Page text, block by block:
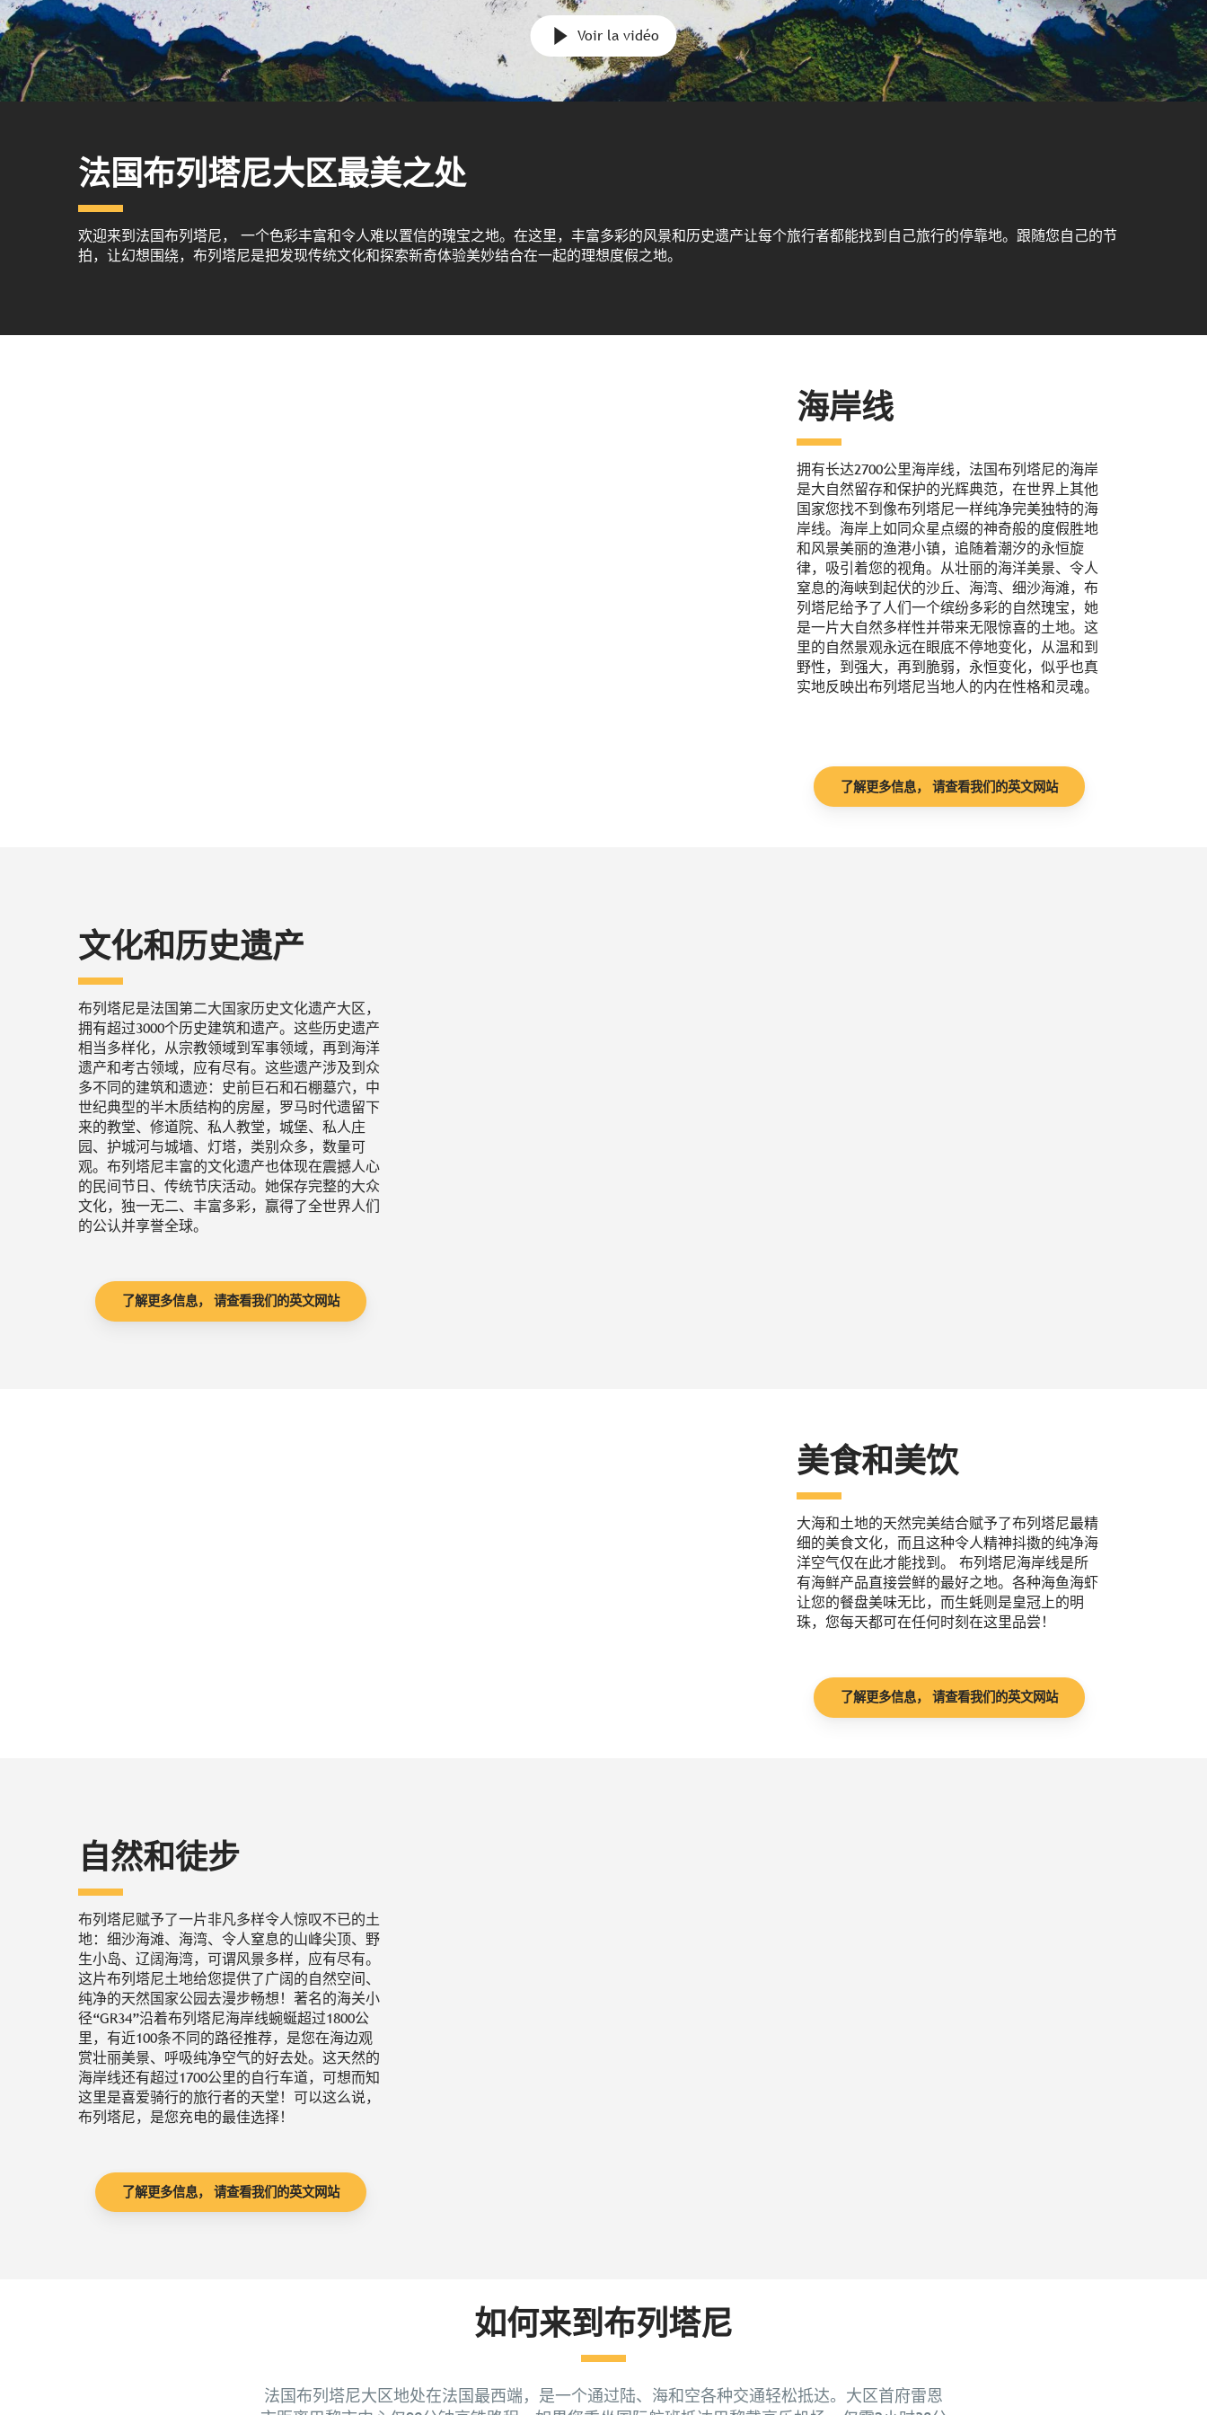
Voir la vidéo
法国布列塔尼大区最美之处
欢迎来到法国布列塔尼， 一个色彩丰富和令人难以置信的瑰宝之地。在这里，丰富多彩的风景和历史遗产让每个旅行者都能找到自己旅行的停靠地。跟随您自己的节
拍，让幻想围绕，布列塔尼是把发现传统文化和探索新奇体验美妙结合在一起的理想度假之地。
海岸线
拥有长达2700公里海岸线，法国布列塔尼的海岸
是大自然留存和保护的光辉典范，在世界上其他
国家您找不到像布列塔尼一样纯净完美独特的海
岸线。海岸上如同众星点缀的神奇般的度假胜地
和风景美丽的渔港小镇，追随着潮汐的永恒旋
律，吸引着您的视角。从壮丽的海洋美景、令人
窒息的海峡到起伏的沙丘、海湾、细沙海滩，布
列塔尼给予了人们一个缤纷多彩的自然瑰宝，她
是一片大自然多样性并带来无限惊喜的土地。这
里的自然景观永远在眼底不停地变化，从温和到
野性，到强大，再到脆弱，永恒变化，似乎也真
实地反映出布列塔尼当地人的内在性格和灵魂。
了解更多信息， 请查看我们的英文网站
文化和历史遗产
布列塔尼是法国第二大国家历史文化遗产大区，
拥有超过3000个历史建筑和遗产。这些历史遗产
相当多样化，从宗教领域到军事领域，再到海洋
遗产和考古领域，应有尽有。这些遗产涉及到众
多不同的建筑和遗迹：史前巨石和石棚墓穴，中
世纪典型的半木质结构的房屋，罗马时代遗留下
来的教堂、修道院、私人教堂，城堡、私人庄
园、护城河与城墙、灯塔，类别众多，数量可
观。布列塔尼丰富的文化遗产也体现在震撼人心
的民间节日、传统节庆活动。她保存完整的大众
文化，独一无二、丰富多彩，赢得了全世界人们
的公认并享誉全球。
了解更多信息， 请查看我们的英文网站
美食和美饮
大海和土地的天然完美结合赋予了布列塔尼最精
细的美食文化，而且这种令人精神抖擞的纯净海
洋空气仅在此才能找到。 布列塔尼海岸线是所
有海鲜产品直接尝鲜的最好之地。各种海鱼海虾
让您的餐盘美味无比，而生蚝则是皇冠上的明
珠，您每天都可在任何时刻在这里品尝！
了解更多信息， 请查看我们的英文网站
自然和徒步
布列塔尼赋予了一片非凡多样令人惊叹不已的土
地：细沙海滩、海湾、令人窒息的山峰尖顶、野
生小岛、辽阔海湾，可谓风景多样，应有尽有。
这片布列塔尼土地给您提供了广阔的自然空间、
纯净的天然国家公园去漫步畅想！著名的海关小
径“GR34”沿着布列塔尼海岸线蜿蜒超过1800公
里，有近100条不同的路径推荐，是您在海边观
赏壮丽美景、呼吸纯净空气的好去处。这天然的
海岸线还有超过1700公里的自行车道，可想而知
这里是喜爱骑行的旅行者的天堂！可以这么说，
布列塔尼，是您充电的最佳选择！
了解更多信息， 请查看我们的英文网站
如何来到布列塔尼
法国布列塔尼大区地处在法国最西端，是一个通过陆、海和空各种交通轻松抵达。大区首府雷恩